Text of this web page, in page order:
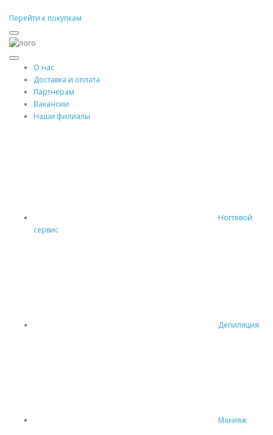
Перейти к покупкам
О нас
Доставка и оплата
Партнерам
Вакансии
Наши филиалы
Ногтевой
сервис
Депиляция
Макияж